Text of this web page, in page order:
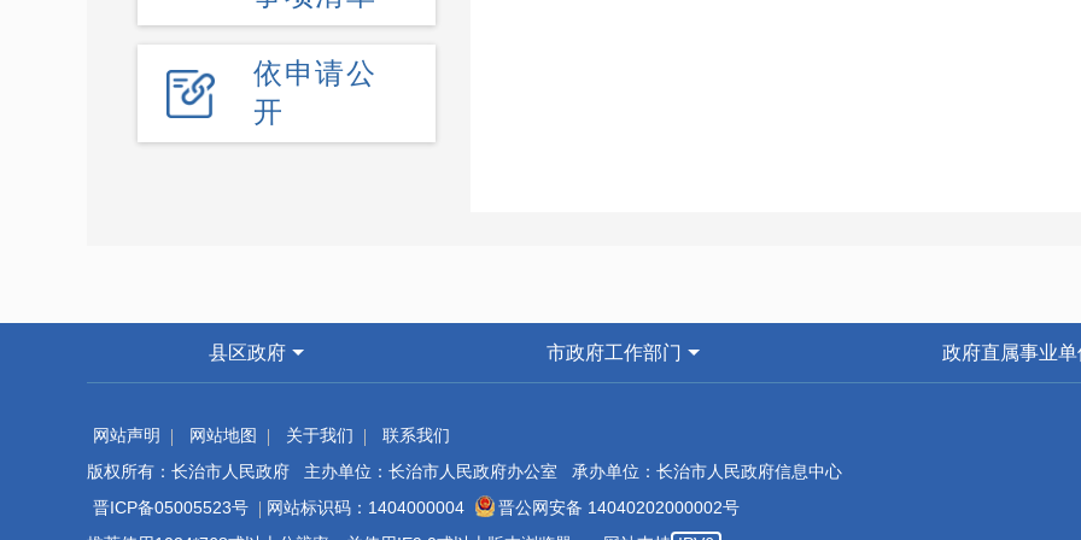
依申请公
开
县区政府 市政府工作部门 政府直属事业单
网站声明 网站地图 关于我们
联系我们
版权所有：长治市人民政府 主办单位：长治市人民政府办公室 承办单位：长治市人民政府信息中心
晋ICP备05005523号
网站标识码：1404000004
晋公网安备 14040202000002号